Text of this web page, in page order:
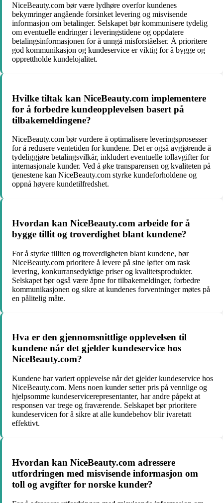
NiceBeauty.com bør være lydhøre overfor kundenes
bekymringer angående forsinket levering og misvisende
informasjon om betalinger. Selskapet bør kommunisere tydelig
om eventuelle endringer i leveringstidene og oppdatere
betalingsinformasjonen for å unngå misforståelser. Å prioritere
god kommunikasjon og kundeservice er viktig for å bygge og
opprettholde kundelojalitet.
Hvilke tiltak kan NiceBeauty.com implementere
for å forbedre kundeopplevelsen basert på
tilbakemeldingene?
NiceBeauty.com bør vurdere å optimalisere leveringsprosesser
for å redusere ventetiden for kundene. Det er også avgjørende å
tydeliggjøre betalingsvilkår, inkludert eventuelle tollavgifter for
internasjonale kunder. Ved å øke transparensen og kvaliteten på
tjenestene kan NiceBeauty.com styrke kundeforholdene og
oppnå høyere kundetilfredshet.
Hvordan kan NiceBeauty.com arbeide for å
bygge tillit og troverdighet blant kundene?
For å styrke tilliten og troverdigheten blant kundene, bør
NiceBeauty.com prioritere å levere på sine løfter om rask
levering, konkurransedyktige priser og kvalitetsprodukter.
Selskapet bør også være åpne for tilbakemeldinger, forbedre
kommunikasjonen og sikre at kundenes forventninger møtes på
en pålitelig måte.
Hva er den gjennomsnittlige opplevelsen til
kundene når det gjelder kundeservice hos
NiceBeauty.com?
Kundene har variert opplevelse når det gjelder kundeservice hos
NiceBeauty.com. Mens noen kunder setter pris på vennlige og
hjelpsomme kundeservicerepresentanter, har andre påpekt at
responsen var trege og fraværende. Selskapet bør prioritere
kundeservicen for å sikre at alle kundebehov blir ivaretatt
effektivt.
Hvordan kan NiceBeauty.com adressere
utfordringen med misvisende informasjon om
toll og avgifter for norske kunder?